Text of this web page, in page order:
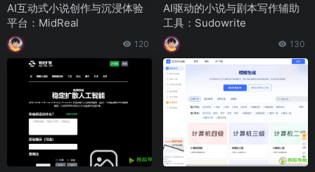
AI互动式小说创作与沉浸体验
平台：MidReal
120
AI驱动的小说与剧本写作辅助
工具：Sudowrite
130